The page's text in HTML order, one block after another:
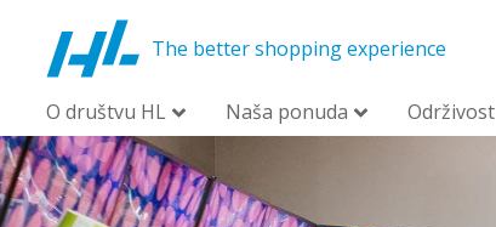
The better shopping experience
O društvu HL Naša ponuda Održivost